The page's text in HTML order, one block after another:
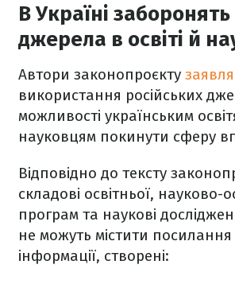
В Україні заборонять
джерела в освіті й
Автори законопроєкту
використання російських
можливості українським
науковцям покинути сферу
Відповідно до тексту
складові освітньої, науково-
програм та наукові
не можуть містити
інформації, створені: